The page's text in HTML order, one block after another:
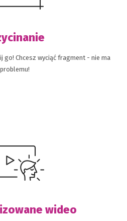
go! Chcesz wyciąć fragment - nie ma
problemu!
wideo